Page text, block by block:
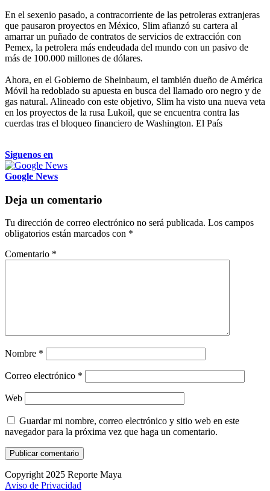
En el sexenio pasado, a contracorriente de las petroleras extranjeras
que pausaron proyectos en México, Slim afianzó su cartera al
amarrar un puñado de contratos de servicios de extracción con
Pemex, la petrolera más endeudada del mundo con un pasivo de
más de 100.000 millones de dólares.
Ahora, en el Gobierno de Sheinbaum, el también dueño de América
Móvil ha redoblado su apuesta en busca del llamado oro negro y de
gas natural. Alineado con este objetivo, Slim ha visto una nueva veta
en los proyectos de la rusa Lukoil, que se encuentra contra las
cuerdas tras el bloqueo financiero de Washington. El País
Siguenos en
Google News
Deja un comentario
Tu dirección de correo electrónico no será publicada. Los campos
obligatorios están marcados con *
Comentario *
Nombre *
Correo electrónico *
Web
Guardar mi nombre, correo electrónico y sitio web en este
navegador para la próxima vez que haga un comentario.
Copyright 2025 Reporte Maya
Aviso de Privacidad